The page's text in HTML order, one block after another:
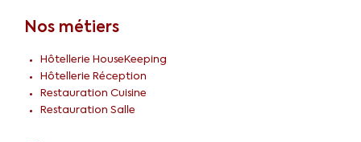
Nos métiers
Hôtellerie HouseKeeping
Hôtellerie Réception
Restauration Cuisine
Restauration Salle